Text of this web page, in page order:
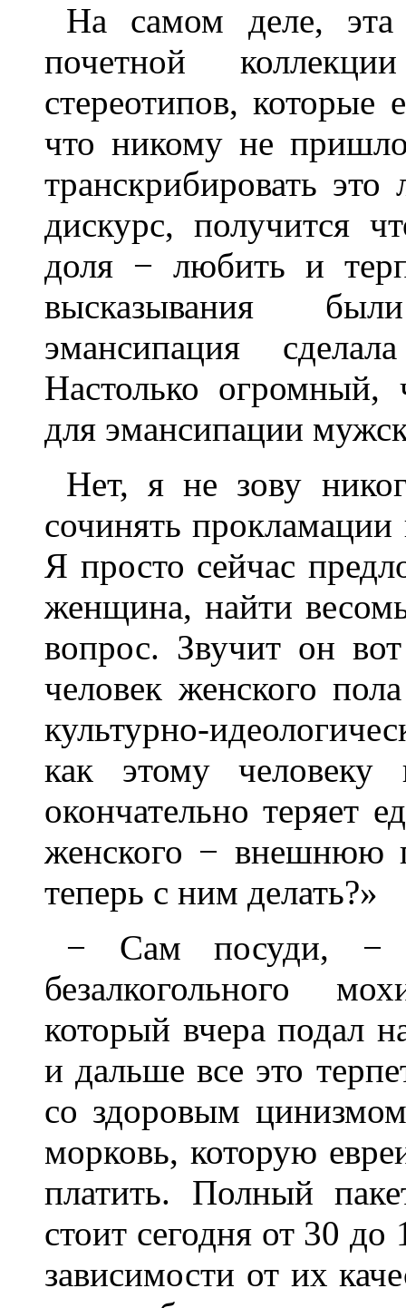
На самом деле,
почетной
стереотипов, которые
что никому не
транскрибировать
дискурс, получится
доля − любить и
высказывания
эмансипация
Настолько
для эмансипации
Нет, я не зову
сочинять
Я просто сейчас
женщина, найти
вопрос. Звучит он
человек женского
культурно-
как этому
окончательно теряет
женского − внешнюю
теперь с ним делать?»
− Сам посуди, −
безалкогольного
который вчера подал
и дальше все это
со здоровым
морковь, которую
платить. Полный
стоит сегодня от 30
зависимости от их